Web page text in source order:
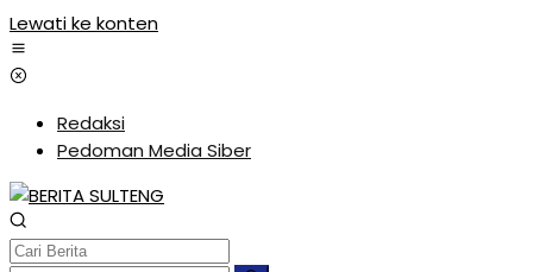
Lewati ke konten
Redaksi
Pedoman Media Siber